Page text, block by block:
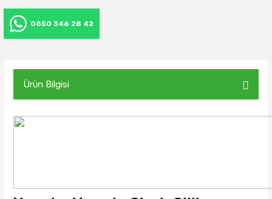
0850 346 28 42
Ürün Bilgisi